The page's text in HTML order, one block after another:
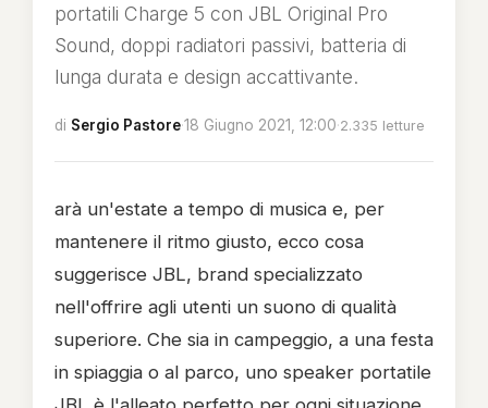
portatili Charge 5 con JBL Original Pro
Sound, doppi radiatori passivi, batteria di
lunga durata e design accattivante.
di Sergio Pastore·18 Giugno 2021, 12:00·2.335 letture
arà un'estate a tempo di musica e, per
mantenere il ritmo giusto, ecco cosa
suggerisce JBL, brand specializzato
nell'offrire agli utenti un suono di qualità
superiore. Che sia in campeggio, a una festa
in spiaggia o al parco, uno speaker portatile